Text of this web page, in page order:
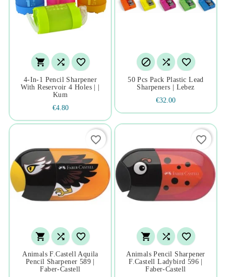
  
4-In-1 Pencil Sharpener
With Reservoir 4 Holes | |
Kum
€4.80
  
50 Pcs Pack Plastic Lead
Sharpeners | Lebez
€32.00
  
Animals F.castell Aquila
Pencil Sharpener 589 |
Faber-Castell
favorite_border
  
Animals Pencil Sharpener
F.castell Ladybird 596 |
Faber-Castell
favorite_border